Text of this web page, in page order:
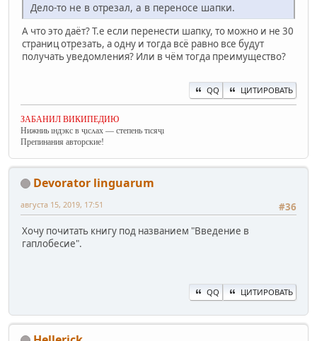
Дело-то не в отрезал, а в переносе шапки.
А что это даёт? Т.е если перенести шапку, то можно и не 30
страниц отрезать, а одну и тогда всё равно все будут
получать уведомления? Или в чём тогда преимущество?
QQ ЦИТИРОВАТЬ
ЗАБАНИЛ ВИКИПЕДИЮ
Нижниь ıндэкс в ҷıсʌах — степень тıсяҷı
Препинания авторские!
Devorator linguarum
#36
августа 15, 2019, 17:51
Хочу почитать книгу под названием "Введение в
гаплобесие".
QQ ЦИТИРОВАТЬ